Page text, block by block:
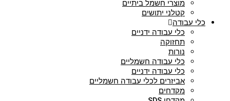
מוצרי חשמל ביתיים
קטלני יתושים
כלי עבודה
כלי עבודה ידניים
תחזוקה
נורות
כלי עבודה חשמליים
כלי עבודה ידניים
אביזרים לכלי עבודה חשמליים
מקדחים